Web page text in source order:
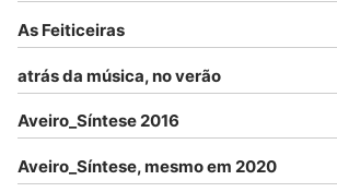
As Feiticeiras
atrás da música, no verão
Aveiro_Síntese 2016
Aveiro_Síntese, mesmo em 2020